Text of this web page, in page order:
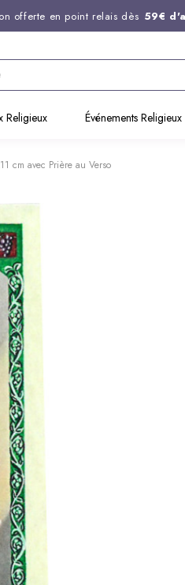
offerte en point relais dès 59€
client disponible au
avant 14H, expédition le jour
Religieux Événements Religieux
cm avec Prière au Verso